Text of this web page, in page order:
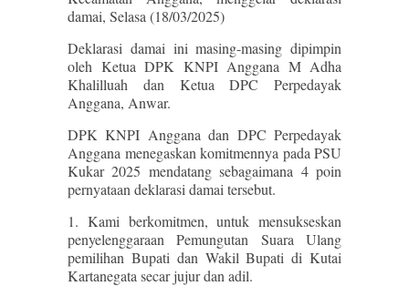
damai, Selasa (18/03/2025)
Deklarasi damai ini masing-masing dipimpin
oleh Ketua DPK KNPI Anggana M Adha
Khalilluah dan Ketua DPC Perpedayak
Anggana, Anwar.
DPK KNPI Anggana dan DPC Perpedayak
Anggana menegaskan komitmennya pada PSU
Kukar 2025 mendatang sebagaimana 4 poin
pernyataan deklarasi damai tersebut.
1. Kami berkomitmen, untuk mensukseskan
penyelenggaraan Pemungutan Suara Ulang
pemilihan Bupati dan Wakil Bupati di Kutai
Kartanegata secar jujur dan adil.